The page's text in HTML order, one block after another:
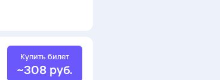
Купить билет
~308 руб.